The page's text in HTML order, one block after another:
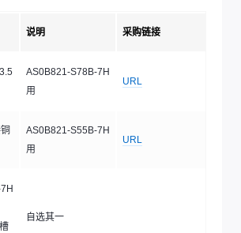
说明 采购链接
AS0B821-S78B-7H
用
URL
AS0B821-S55B-7H
用
URL
自选其一